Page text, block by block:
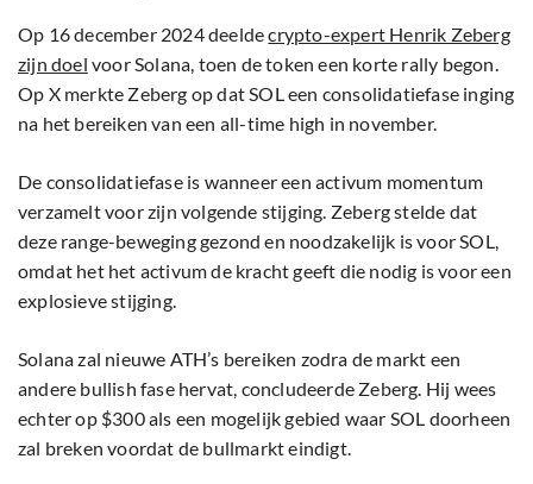
Op 16 december 2024 deeldecrypto-expert Henrik Zeberg
zijn doel voor Solana, toen de token een korte rally begon.
Op X merkte Zeberg op dat SOL een consolidatiefase inging
na het bereiken van een all-time high in november.
De consolidatiefase is wanneer een activum momentum
verzamelt voor zijn volgende stijging. Zeberg stelde dat
deze range-beweging gezond en noodzakelijk is voor SOL,
omdat het het activum de kracht geeft die nodig is voor een
explosieve stijging.
Solana zal nieuwe ATH’s bereiken zodra de markt een
andere bullish fase hervat, concludeerde Zeberg. Hij wees
echter op $300 als een mogelijk gebied waar SOL doorheen
zal breken voordat de bullmarkt eindigt.